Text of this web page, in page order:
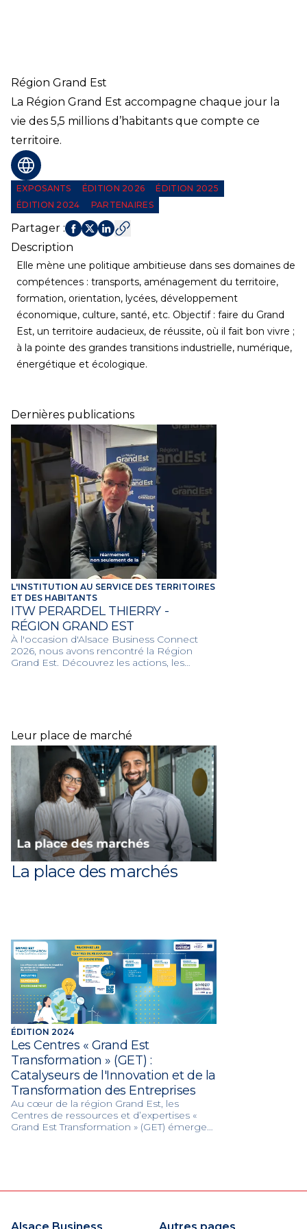
Région Grand Est
La Région Grand Est accompagne chaque jour la
vie des 5,5 millions d’habitants que compte ce
territoire.
Site web
EXPOSANTS ÉDITION 2026
ÉDITION 2025
ÉDITION 2024
PARTENAIRES
Partager :
Description
Elle mène une politique ambitieuse dans ses domaines de
compétences : transports, aménagement du territoire,
formation, orientation, lycées, développement
économique, culture, santé, etc. Objectif : faire du Grand
Est, un territoire audacieux, de réussite, où il fait bon vivre ;
à la pointe des grandes transitions industrielle, numérique,
énergétique et écologique.
Dernières publications
L'INSTITUTION AU SERVICE DES TERRITOIRES
ET DES HABITANTS
ITW PERARDEL THIERRY -
RÉGION GRAND EST
À l'occasion d'Alsace Business Connect
2026, nous avons rencontré la Région
Grand Est. Découvrez les actions, les
Leur place de marché
La place des marchés
ÉDITION 2024
Les Centres « Grand Est
Transformation » (GET) :
Catalyseurs de l'Innovation et de la
Transformation des Entreprises
Au cœur de la région Grand Est, les
Centres de ressources et d’expertises «
Grand Est Transformation » (GET) émergent